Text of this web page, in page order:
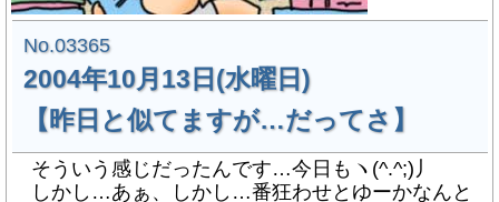
No.03365
2004年10月13日(水曜日)
【昨日と似てますが…だってさ】
そういう感じだったんです…今日もヽ(^.^;)丿
しかし…あぁ、しかし…番狂わせとゆーかなんと